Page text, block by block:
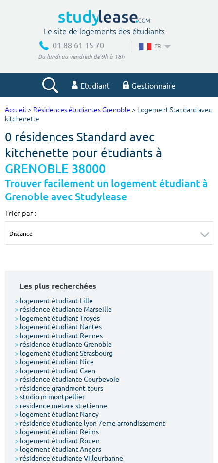
Le site de logements des étudiants
01 88 61 15 70
Du lundi au vendredi de 9h à 18h
FR
Etudiant Gestionnaire
Votre recherche
Ville, école
Budget min
€
Budget max
m² m²
Votre date d'entrée
Chercher
Accueil > Résidences étudiantes Grenoble > Logement Standard avec
kitchenette
0 résidences Standard avec
kitchenette pour étudiants à
GRENOBLE 38000
Trouver facilement un logement étudiant à
Grenoble avec Studylease
Trier par :
Les plus recherchées
> logement étudiant Lille
> résidence étudiante Marseille
> logement étudiant Troyes
> logement étudiant Nantes
> logement étudiant Rennes
> résidence étudiante Grenoble
> logement étudiant Strasbourg
> logement étudiant Nice
> logement étudiant Caen
> résidence étudiante Courbevoie
> résidence grandmont tours
> studio m montpellier
> residence metare st etienne
> logement étudiant Nancy
> résidence étudiante lyon 7eme arrondissement
> logement étudiant Reims
> logement étudiant Rouen
> logement étudiant Angers
> résidence étudiante Villeurbanne